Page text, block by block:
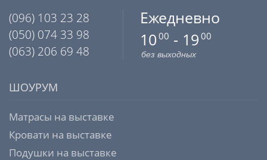
(096) 103 23 28
(050) 074 33 98
(063) 206 69 48
Ежедневно
10 00 - 19 00
без выходных
ШОУРУМ
Матрасы на выставке
Кровати на выставке
Подушки на выставке